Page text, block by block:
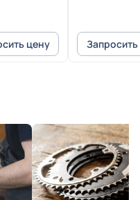
цену